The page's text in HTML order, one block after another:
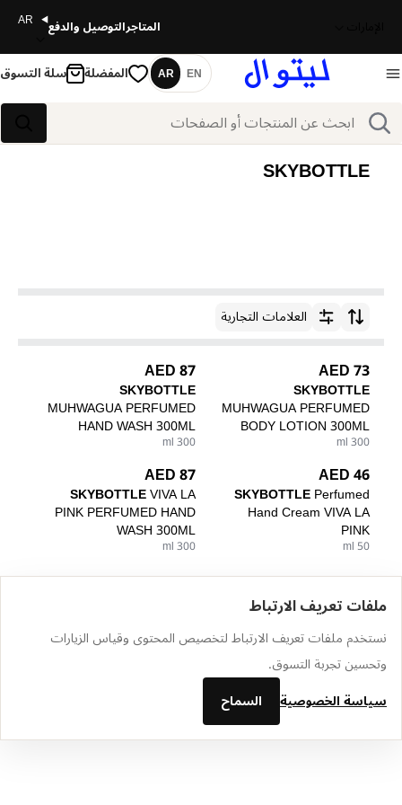
المتاجرالتوصيل والدفع AR
بحث
اللغة
EN
AR المفضلة سلة التسوق
SKYBOTTLE
ترتيب حسبالعلامات التجارية
73 AED
SKYBOTTLE
MUHWAGUA PERFUMED
BODY LOTION 300ML
300 ml
87 AED
SKYBOTTLE
MUHWAGUA PERFUMED
HAND WASH 300ML
300 ml
46 AED
SKYBOTTLEPerfumed
Hand Cream VIVA LA
PINK
50 ml
87 AED
SKYBOTTLEVIVA LA
PINK PERFUMED HAND
WASH 300ML
300 ml
الرئيسية الكتالوج سلة التسوقملفات تعريف الارتباط
نستخدم ملفات تعريف الارتباط لتخصيص المحتوى وقياس الزيارات
وتحسين تجربة التسوق.
سياسة الخصوصية
السماح